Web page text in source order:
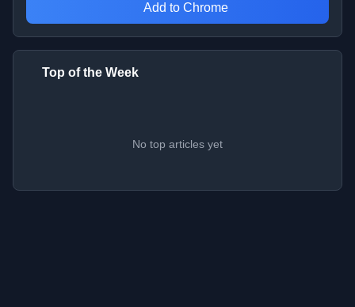
Add to Chrome
Top of the Week
No top articles yet